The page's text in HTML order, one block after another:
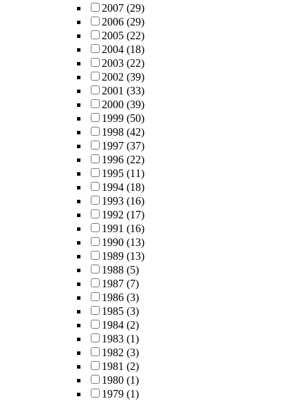
2007 (29)
2006 (29)
2005 (22)
2004 (18)
2003 (22)
2002 (39)
2001 (33)
2000 (39)
1999 (50)
1998 (42)
1997 (37)
1996 (22)
1995 (11)
1994 (18)
1993 (16)
1992 (17)
1991 (16)
1990 (13)
1989 (13)
1988 (5)
1987 (7)
1986 (3)
1985 (3)
1984 (2)
1983 (1)
1982 (3)
1981 (2)
1980 (1)
1979 (1)